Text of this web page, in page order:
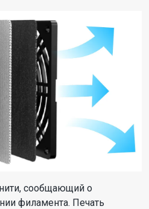
сообщающий о
филамента. Печать